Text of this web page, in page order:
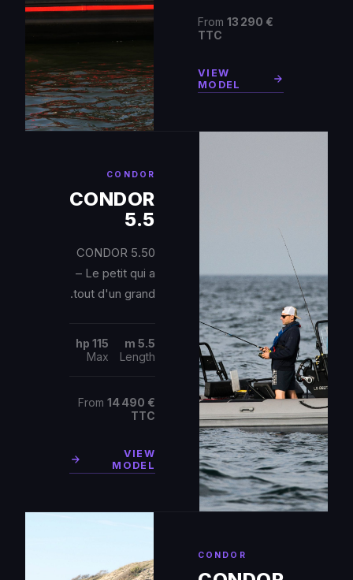
From13 290 €
TTC
VIEW
MODEL
CONDOR
CONDOR
5.5
CONDOR 5.50
– Le petit qui a
tout d'un grand.
5.5 m
Length
115 hp
Max
From 14 490 €
TTC
VIEW
MODEL
CONDOR